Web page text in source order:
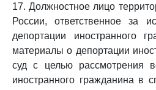
17. Должностное лицо
России, ответственное за
депортации иностранного
материалы о депортации
суд с целью рассмотрения
иностранного гражданина в